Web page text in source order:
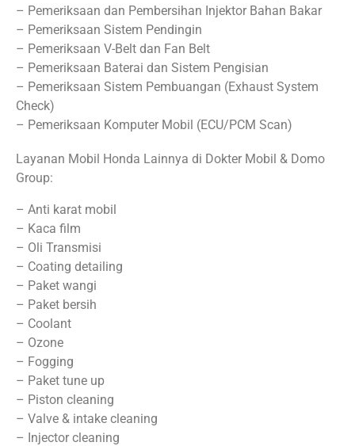
– Pemeriksaan dan Pembersihan Injektor Bahan Bakar
– Pemeriksaan Sistem Pendingin
– Pemeriksaan V-Belt dan Fan Belt
– Pemeriksaan Baterai dan Sistem Pengisian
– Pemeriksaan Sistem Pembuangan (Exhaust System
Check)
– Pemeriksaan Komputer Mobil (ECU/PCM Scan)
Layanan Mobil Honda Lainnya di Dokter Mobil & Domo
Group:
– Anti karat mobil
– Kaca film
– Oli Transmisi
– Coating detailing
– Paket wangi
– Paket bersih
– Coolant
– Ozone
– Fogging
– Paket tune up
– Piston cleaning
– Valve & intake cleaning
– Injector cleaning